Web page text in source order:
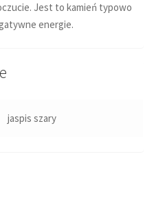
Jest to kamień typowo
energie.
jaspis szary